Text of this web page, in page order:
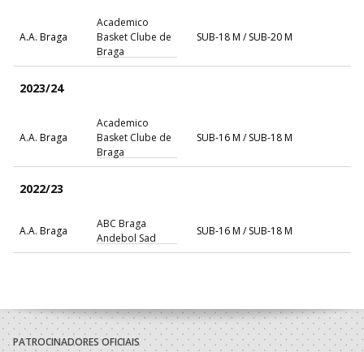
A.A. Braga
Academico
Basket Clube de
Braga
SUB-18 M / SUB-20 M
2023/24
A.A. Braga
Academico
Basket Clube de
Braga
SUB-16 M / SUB-18 M
2022/23
A.A. Braga
ABC Braga
Andebol Sad
SUB-16 M / SUB-18 M
A.A. Braga
ABC Braga
Andebol Sad
SUB-14 M / SUB-16 M
PATROCINADORES OFICIAIS